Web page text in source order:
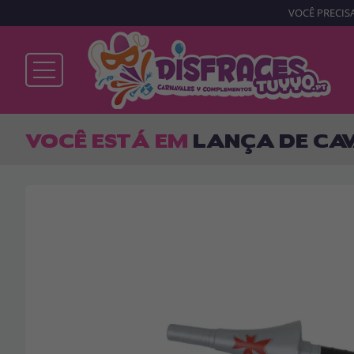
Já sou cliente
VOCÊ
VOCÊ ESTÁ EM LANÇA DE